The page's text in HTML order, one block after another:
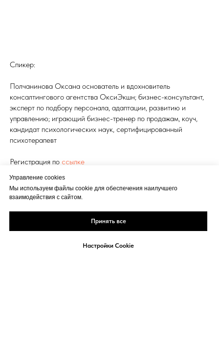
Спикер:
Полчанинова Оксана основатель и вдохновитель
консалтингового агентства ОксиЭкшн; бизнес-консультант,
эксперт по подбору персонала, адаптации, развитию и
управлению; играющий бизнес-тренер по продажам, коуч,
кандидат психологических наук, сертифицированный
психотерапевт
Регистрация по ссылке
МЕНЕДЖМЕНТ И ВОПРОСЫ УПРАВЛЕНИЯ
Управление cookies
Мы используем файлы cookie для обеспечения наилучшего
взаимодействия с сайтом.
Принять все
Настройки Cookie